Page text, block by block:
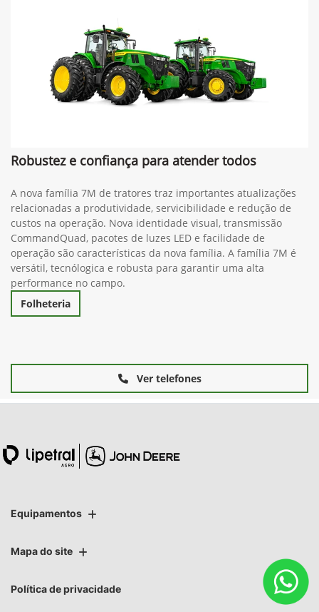
Robustez e confiança para atender todos
A nova família 7M de tratores traz importantes atualizações
relacionadas a produtividade, servicibilidade e redução de
custos na operação. Nova identidade visual, transmissão
CommandQuad, pacotes de luzes LED e facilidade de
operação são características da nova família. A família 7M é
versátil, tecnólogica e robusta para garantir uma alta
performance no campo.
Folheteria
Ver telefones
Equipamentos
Mapa do site
Política de privacidade